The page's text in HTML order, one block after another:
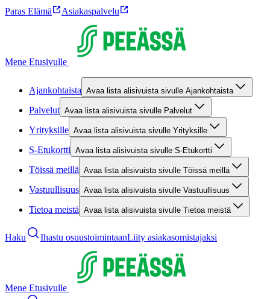
Paras Elämä Asiakaspalvelu
Mene Etusivulle
Ajankohtaista Avaa lista alisivuista sivulle Ajankohtaista
Palvelut Avaa lista alisivuista sivulle Palvelut
Yrityksille Avaa lista alisivuista sivulle Yrityksille
S-Etukortti Avaa lista alisivuista sivulle S-Etukortti
Töissä meillä Avaa lista alisivuista sivulle Töissä meillä
Vastuullisuus Avaa lista alisivuista sivulle Vastuullisuus
Tietoa meistä Avaa lista alisivuista sivulle Tietoa meistä
Haku Ihastu osuustoimintaanLiity asiakasomistajaksi
Mene Etusivulle